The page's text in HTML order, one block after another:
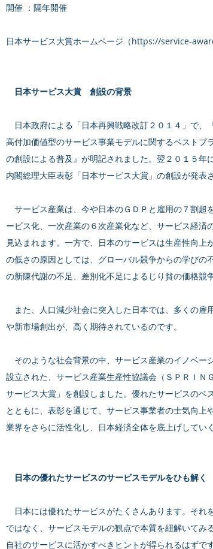
開催 ：隔年開催
​日本サービス大賞ホームページ（https://service-
日本サービス大賞 創設の背景
日本政府による「日本再興戦略改訂２０１４」で、
高付加価値型のサービス事業モデルに関するベストプ
の創設による普及』が明記されました。翌２０１５年
内閣総理大臣表彰「日本サービス大賞」の創設が発表
サービス産業は、今や日本のＧＤＰと雇用の７割超
ービス化、一次産業の６次産業化など、サービス経済
見込まれます。一方で、日本のサービスは生産性向上
の低さの原因としては、グローバル競争からの学びの
の新陳代謝の不足、差別化不足によるじり貧の価格競
また、人口減少社会に突入した日本では、多くの雇
や新市場創出が、高く期待されているのです。
そのような社会背景の中、サービス産業のイノベー
設立された、サービス産業生産性協議会（ＳＰＲＩＮ
サービス大賞」を創設しました。優れたサービスのベ
とともに、表彰を通じて、サービス事業者の士気向上
業界をさらに活性化し、日本経済全体を底上げしてい
日本の優れたサービスのサービスモデルをひも解く
日本には優れたサービスがたくさんあります。それ
ではなく、サービスモデルの観点で本質を紐解いてみ
自社のサービスに活かすべきヒントが得られるはずです